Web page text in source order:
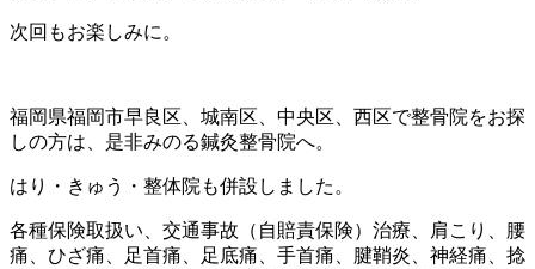
次回もお楽しみに。
福岡県福岡市早良区、城南区、中央区、西区で整骨院をお探
しの方は、是非みのる鍼灸整骨院へ。
はり・きゅう・整体院も併設しました。
各種保険取扱い、交通事故（自賠責保険）治療、肩こり、腰
痛、ひざ痛、足首痛、足底痛、手首痛、腱鞘炎、神経痛、捻